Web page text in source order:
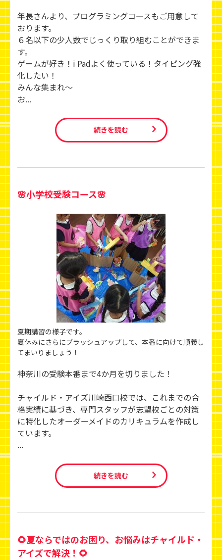
年長さんより、プログラミングコースもご用意して
おります。
６名以下の少人数でじっくり取り組むことができま
す。
ゲームが好き！i Padよく使っている！タイピング強
化したい！
みんな集まれ～
お...
続きを読む
🌸小学校受験コース🌸
夏期講習の様子です。
夏休みにさらにブラッシュアップして、本番に向けて順義し
てまいりましょう！
神奈川の受験本番まで4か月を切りました！
チャイルド・アイズ川崎西口校では、これまでの合
格実績に基づき、専門スタッフが志望校ごとの対策
に特化したオーダーメイドのカリキュラムを作成し
ています。
...
続きを読む
🌻夏ならではのお困り、お悩みはチャイルド・
アイズで解決！🌻